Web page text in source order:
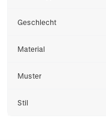
Geschlecht
Material
Muster
Stil